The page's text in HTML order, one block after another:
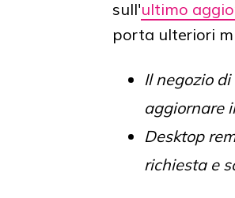
sull'ultimo
porta ulteriori
Il negozio
aggiornare
Desktop
richiesta e